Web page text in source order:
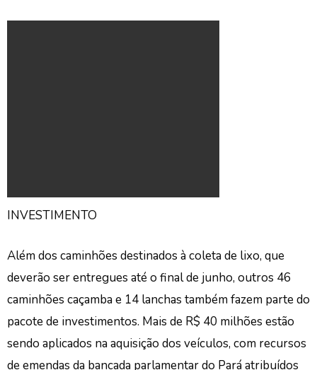
INVESTIMENTO
Além dos caminhões destinados à coleta de lixo, que
deverão ser entregues até o final de junho, outros 46
caminhões caçamba e 14 lanchas também fazem parte do
pacote de investimentos. Mais de R$ 40 milhões estão
sendo aplicados na aquisição dos veículos, com recursos
de emendas da bancada parlamentar do Pará atribuídos